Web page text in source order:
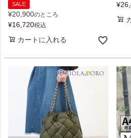
SALE
¥20,900のところ
¥16,720税込
カートに入れる
¥